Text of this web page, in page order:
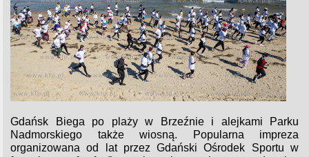
Gdańsk Biega po plaży w Brzeźnie i alejkami Parku
Nadmorskiego także wiosną. Popularna impreza
organizowana od lat przez Gdański Ośrodek Sportu w